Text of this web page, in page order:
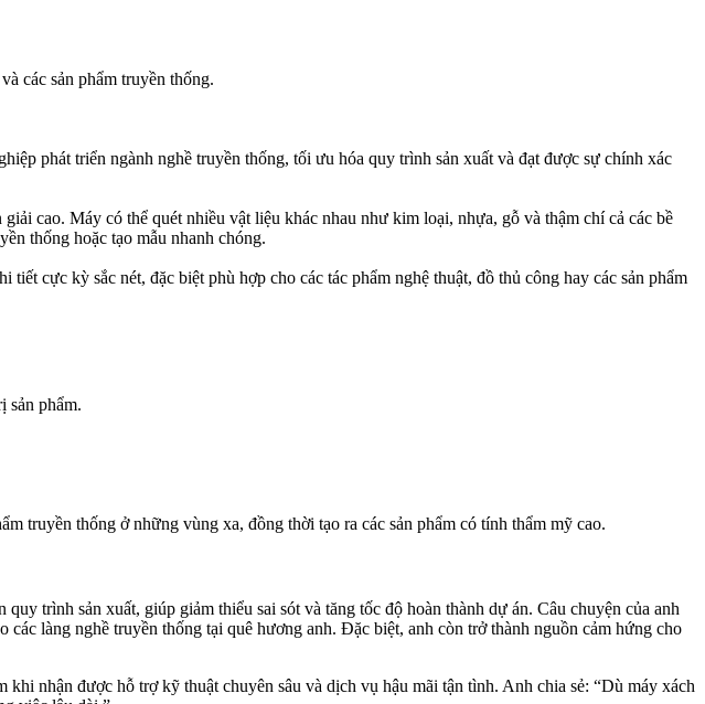
các sản phẩm truyền thống.
phát triển ngành nghề truyền thống, tối ưu hóa quy trình sản xuất và đạt được sự chính xác
cao. Máy có thể quét nhiều vật liệu khác nhau như kim loại, nhựa, gỗ và thậm chí cả các bề
thống hoặc tạo mẫu nhanh chóng.
cực kỳ sắc nét, đặc biệt phù hợp cho các tác phẩm nghệ thuật, đồ thủ công hay các sản phẩm
sản phẩm.
truyền thống ở những vùng xa, đồng thời tạo ra các sản phẩm có tính thẩm mỹ cao.
trình sản xuất, giúp giảm thiểu sai sót và tăng tốc độ hoàn thành dự án. Câu chuyện của anh
làng nghề truyền thống tại quê hương anh. Đặc biệt, anh còn trở thành nguồn cảm hứng cho
nhận được hỗ trợ kỹ thuật chuyên sâu và dịch vụ hậu mãi tận tình. Anh chia sẻ: “Dù máy xách